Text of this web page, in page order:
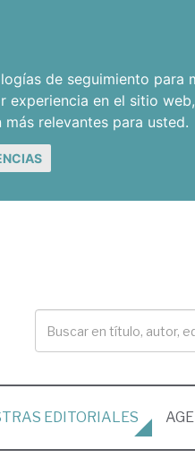
de seguimiento para
experiencia en el sitio web,
relevantes para usted.
EDITORIALES